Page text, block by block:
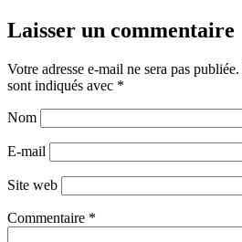
Laisser un commentaire
Votre adresse e-mail ne sera pas publiée.
sont indiqués avec *
Nom
E-mail
Site web
Commentaire *